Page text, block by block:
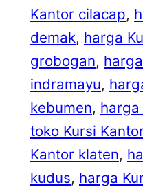
Kantor cilacap,
demak, harga
grobogan,
indramayu,
kebumen, harga
toko Kursi
Kantor klaten,
kudus, harga